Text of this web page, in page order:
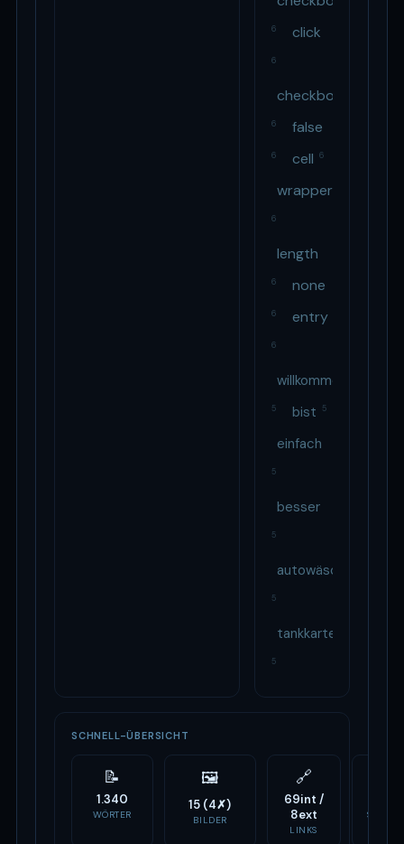
6 click
6
checkboxall
6 false
6 cell 6
wrapper
6
length
6 none
6 entry
6
willkommen
5 bist 5
einfach
5
besser
5
autowäsche
5
tankkarte
5
SCHNELL-ÜBERSICHT
📝
1.340
WÖRTER
🖼
15 (4✗)
BILDER
🔗
69int /
8ext
LINKS
SCRIPTS